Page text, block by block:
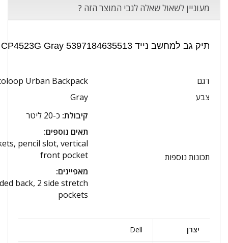
מעוניין לשאול שאלה לגבי המוצר הזה ?
תיק גב למחשב נייד Dell Ecoloop Urban Backpack CP4523G Gray 5397184635513 - מפרט טכני:
דגם
Urban Backpack
צבע
Gray
תכונות נוספות
קיבולת: כ-20 ליטר
תאים נוספים:
pencil slot, vertical
front pocket
מאפיינים:
back, 2 side stretch
pockets
יצרן Dell